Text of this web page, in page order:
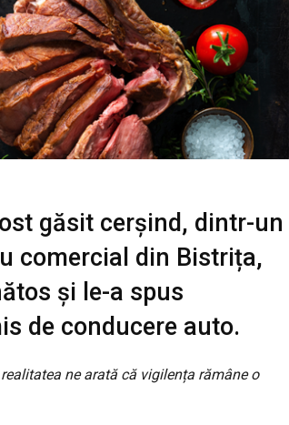
găsit cerșind, dintr-un
comercial din Bistrița,
și le-a spus
de conducere auto.
ne arată că vigilența rămâne o